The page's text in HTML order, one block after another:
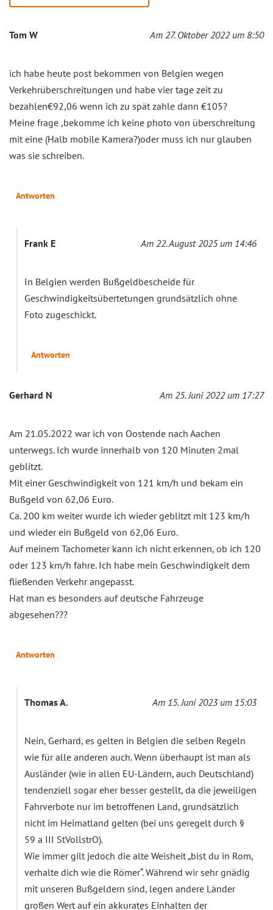
Tom W Am 27. Oktober 2022 um 8:50
ich habe heute post bekommen von Belgien wegen
Verkehrüberschreitungen und habe vier tage zeit zu
bezahlen€92,06 wenn ich zu spät zahle dann €105?
Meine frage ,bekomme ich keine photo von überschreitung
mit eine (Halb mobile Kamera?)oder muss ich nur glauben
was sie schreiben.
Antworten
Frank E Am 22. August 2025 um 14:46
In Belgien werden Bußgeldbescheide für
Geschwindigkeitsübertetungen grundsätzlich ohne
Foto zugeschickt.
Antworten
Gerhard N Am 25. Juni 2022 um 17:27
Am 21.05.2022 war ich von Oostende nach Aachen
unterwegs. Ich wurde innerhalb von 120 Minuten 2mal
geblitzt.
Mit einer Geschwindigkeit von 121 km/h und bekam ein
Bußgeld von 62,06 Euro.
Ca. 200 km weiter wurde ich wieder geblitzt mit 123 km/h
und wieder ein Bußgeld von 62,06 Euro.
Auf meinem Tachometer kann ich nicht erkennen, ob ich 120
oder 123 km/h fahre. Ich habe mein Geschwindigkeit dem
fließenden Verkehr angepasst.
Hat man es besonders auf deutsche Fahrzeuge
abgesehen???
Antworten
Thomas A. Am 15. Juni 2023 um 15:03
Nein, Gerhard, es gelten in Belgien die selben Regeln
wie für alle anderen auch. Wenn überhaupt ist man als
Ausländer (wie in allen EU-Ländern, auch Deutschland)
tendenziell sogar eher besser gestellt, da die jeweiligen
Fahrverbote nur im betroffenen Land, grundsätzlich
nicht im Heimatland gelten (bei uns geregelt durch §
59 a III StVollstrO).
Wie immer gilt jedoch die alte Weisheit „bist du in Rom,
verhalte dich wie die Römer“. Während wir sehr gnädig
mit unseren Bußgeldern sind, legen andere Länder
großen Wert auf ein akkurates Einhalten der